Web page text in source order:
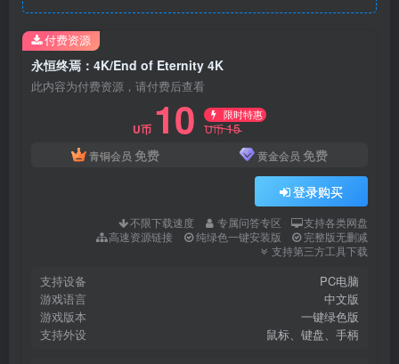
永恒终焉：4K/End of Eternity 4K
此内容为付费资源，请付费后查看
U币 10 限时特惠
U币15
青铜会员 免费 黄金会员 免费
登录购买
不限下载速度 专属问答专区
支持各类网盘
高速资源链接
纯绿色一键安装版
完整版无删减
支持第三方工具下载
支持设备
PC电脑
游戏语言
中文版
游戏版本
一键绿色版
支持外设
鼠标、键盘、手柄
付费资源